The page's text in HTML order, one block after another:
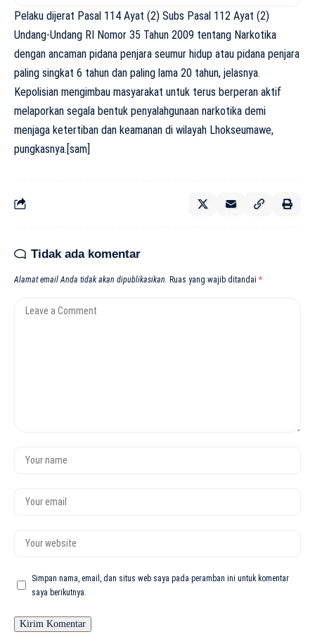
Pelaku dijerat Pasal 114 Ayat (2) Subs Pasal 112 Ayat (2)
Undang-Undang RI Nomor 35 Tahun 2009 tentang Narkotika
dengan ancaman pidana penjara seumur hidup atau pidana penjara
paling singkat 6 tahun dan paling lama 20 tahun, jelasnya.
Kepolisian mengimbau masyarakat untuk terus berperan aktif
melaporkan segala bentuk penyalahgunaan narkotika demi
menjaga ketertiban dan keamanan di wilayah Lhokseumawe,
pungkasnya.[sam]
Tidak ada komentar
Alamat email Anda tidak akan dipublikasikan. Ruas yang wajib ditandai *
Simpan nama, email, dan situs web saya pada peramban ini untuk komentar
saya berikutnya.